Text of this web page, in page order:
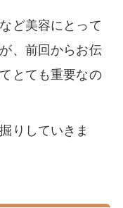
ど美容にとって
、前回からお伝
とても重要なの
りしていきま